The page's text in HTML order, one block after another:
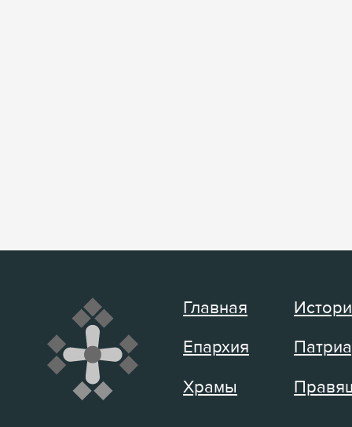
Главная
Епархия
Храмы